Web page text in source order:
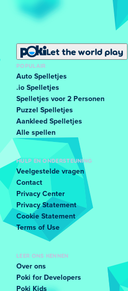
Let the world play
POPULAIR
Auto Spelletjes
.io Spelletjes
Spelletjes voor 2 Personen
Puzzel Spelletjes
Aankleed Spelletjes
Alle spellen
HULP EN ONDERSTEUNING
Veelgestelde vragen
Contact
Privacy Center
Privacy Statement
Cookie Statement
Terms of Use
LEER ONS KENNEN
Over ons
Poki for Developers
Poki Kids